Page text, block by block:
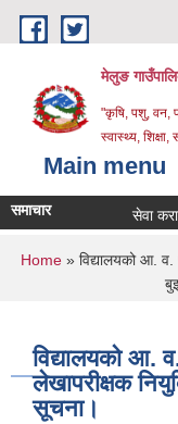
Skip to main content
मेलुङ
"कृषि, पशु, वन,
स्वास्थ्य,
Main menu
समाचार सेवा
You are
Home » विद्यालयको आ. व.
विद्यालयको आ.
लेखापरीक्षक
सूचना।